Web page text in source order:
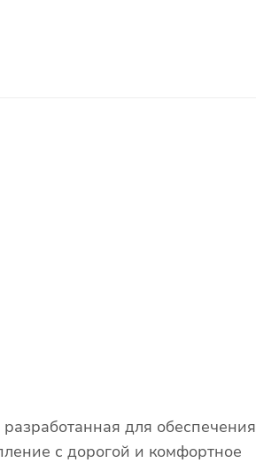
для обеспечения
с дорогой и комфортное